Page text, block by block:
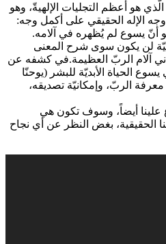
هو أعظم التجليات الإلهيةّ، وهو
الإله الحقيقي على أكمل وجه:
أنّ يسوع لم يُظهره في آلامه.
لن يكون سوى شرح المعنى
آلام الربّ العظيمة.في كشفه عن
الحياة الأبديّة للبشر (يوحنّا
معرفة الربّ، وإمكانيّة تصديقه،
أيضاً، وسوف تكون هي
الحقيقية، بغض النظر عن أي نجاح